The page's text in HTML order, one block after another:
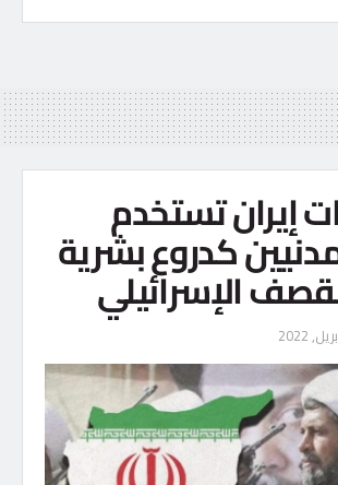
إيران تستخدم
كدروع بشرية
الإسرائيلي